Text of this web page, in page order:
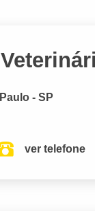
- SP
ver telefone